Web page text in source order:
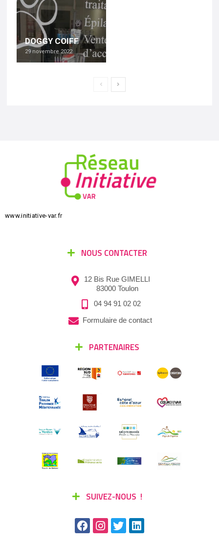
DOGGY COIFF
29 novembre 2022
www.initiative-var.fr
NOUS CONTACTER
12 Bis Rue GIMELLI
83000 Toulon
04 94 91 02 02
Formulaire de contact
PARTENAIRES
SUIVEZ-NOUS !